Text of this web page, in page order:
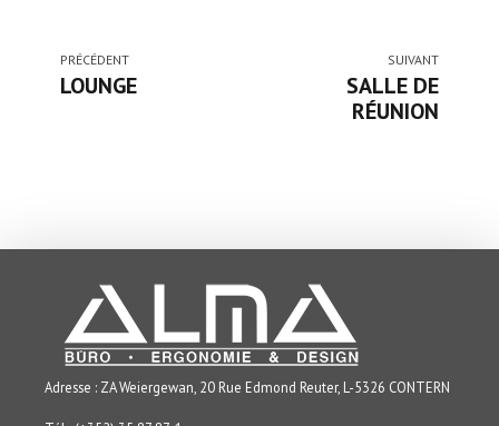
PRÉCÉDENT
LOUNGE
SUIVANT
SALLE DE
RÉUNION
Adresse : ZA Weiergewan, 20 Rue Edmond Reuter, L-5326 CONTERN